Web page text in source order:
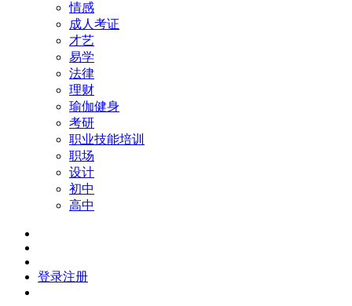
情感
成人考证
才艺
易学
法律
理财
瑜伽健身
考研
职业技能培训
职场
设计
初中
高中
登录注册